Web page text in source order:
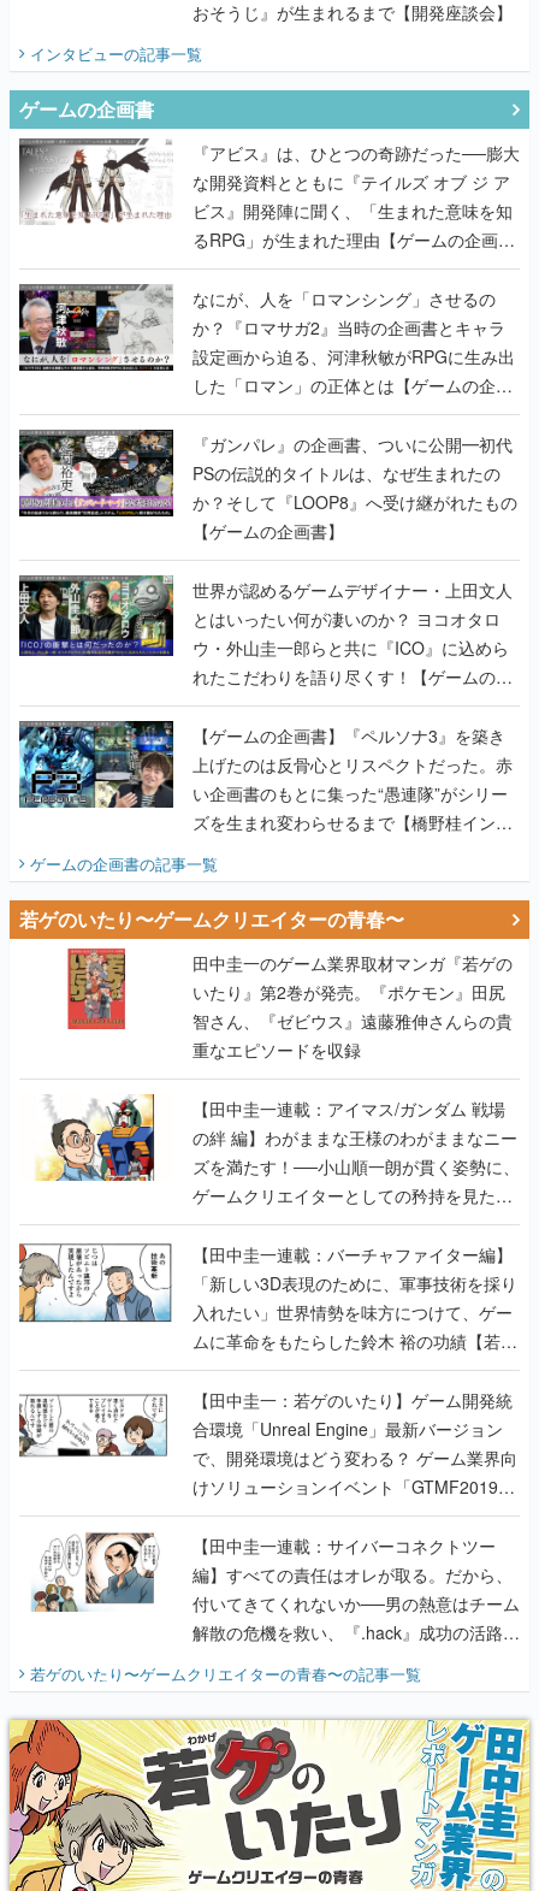
おそうじ』が生まれるまで【開発座談会】
インタビューの記事一覧
ゲームの企画書
『アビス』は、ひとつの奇跡だった──膨大
な開発資料とともに『テイルズ オブ ジ ア
ビス』開発陣に聞く、「生まれた意味を知
るRPG」が生まれた理由【ゲームの企画
書】
なにが、人を「ロマンシング」させるの
か？『ロマサガ2』当時の企画書とキャラ
設定画から迫る、河津秋敏がRPGに生み出
した「ロマン」の正体とは【ゲームの企画
書】
『ガンパレ』の企画書、ついに公開━初代
PSの伝説的タイトルは、なぜ生まれたの
か？そして『LOOP8』へ受け継がれたもの
【ゲームの企画書】
世界が認めるゲームデザイナー・上田文人
とはいったい何が凄いのか？ ヨコオタロ
ウ・外山圭一郎らと共に『ICO』に込めら
れたこだわりを語り尽くす！【ゲームの企
画書】
【ゲームの企画書】『ペルソナ3』を築き
上げたのは反骨心とリスペクトだった。赤
い企画書のもとに集った“愚連隊”がシリー
ズを生まれ変わらせるまで【橋野桂インタ
ビュー】
ゲームの企画書の記事一覧
若ゲのいたり〜ゲームクリエイターの青春〜
田中圭一のゲーム業界取材マンガ『若ゲの
いたり』第2巻が発売。『ポケモン』田尻
智さん、『ゼビウス』遠藤雅伸さんらの貴
重なエピソードを収録
【田中圭一連載：アイマス/ガンダム 戦場
の絆 編】わがままな王様のわがままなニー
ズを満たす！──小山順一朗が貫く姿勢に、
ゲームクリエイターとしての矜持を見た
【若ゲのいたり最終回】
【田中圭一連載：バーチャファイター編】
「新しい3D表現のために、軍事技術を採り
入れたい」世界情勢を味方につけて、ゲー
ムに革命をもたらした鈴木 裕の功績【若ゲ
のいたり】
【田中圭一：若ゲのいたり】ゲーム開発統
合環境「Unreal Engine」最新バージョン
で、開発環境はどう変わる？ ゲーム業界向
けソリューションイベント「GTMF2019」
に行って、より理解を深めよう【PR】
【田中圭一連載：サイバーコネクトツー
編】すべての責任はオレが取る。だから、
付いてきてくれないか──男の熱意はチーム
解散の危機を救い、『.hack』成功の活路を
開く。業界の快男児・松山 洋に流れる血は
『少年ジャンプ』色だった【若ゲのいた
り】
若ゲのいたり〜ゲームクリエイターの青春〜の記事一覧